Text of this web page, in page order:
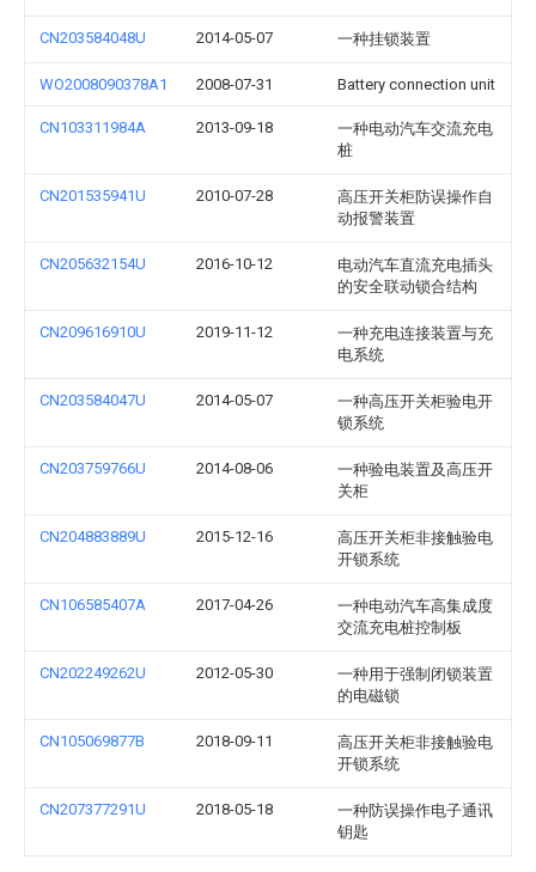
CN203584048U 2014-05-07 一种挂锁装置
WO2008090378A1 2008-07-31 Battery connection unit
CN103311984A 2013-09-18
一种电动汽车交流充电
桩
CN201535941U 2010-07-28
高压开关柜防误操作自
动报警装置
CN205632154U 2016-10-12
电动汽车直流充电插头
的安全联动锁合结构
CN209616910U 2019-11-12
一种充电连接装置与充
电系统
CN203584047U 2014-05-07
一种高压开关柜验电开
锁系统
CN203759766U 2014-08-06
一种验电装置及高压开
关柜
CN204883889U 2015-12-16
高压开关柜非接触验电
开锁系统
CN106585407A 2017-04-26
一种电动汽车高集成度
交流充电桩控制板
CN202249262U 2012-05-30
一种用于强制闭锁装置
的电磁锁
CN105069877B 2018-09-11
高压开关柜非接触验电
开锁系统
CN207377291U 2018-05-18
一种防误操作电子通讯
钥匙